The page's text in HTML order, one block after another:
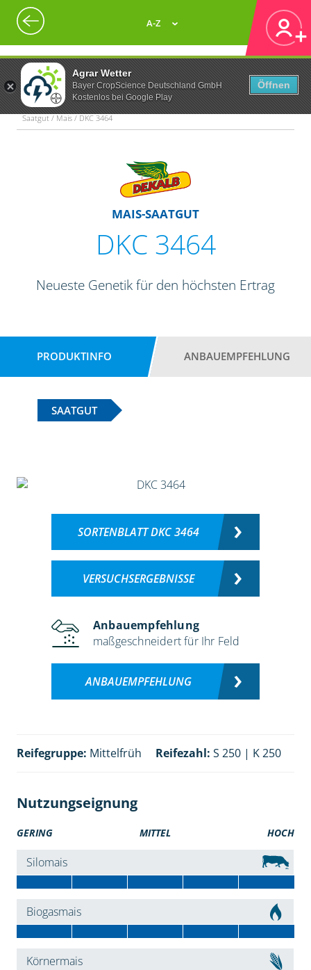
Agrar Wetter
Bayer CropScience Deutschland GmbH
Kostenlos bei Google Play
Öffnen
A-Z
Saatgut / Mais / DKC 3464
MAIS-SAATGUT
DKC 3464
Neueste Genetik für den höchsten Ertrag
PRODUKTINFO ANBAUEMPFEHLUNG
SAATGUT
SORTENBLATT DKC 3464
VERSUCHSERGEBNISSE
Anbauempfehlung
maßgeschneidert für Ihr Feld
ANBAUEMPFEHLUNG
Reifegruppe: Mittelfrüh Reifezahl: S 250 | K 250
Nutzungseignung
GERING MITTEL HOCH
Silomais
Biogasmais
Körnermais